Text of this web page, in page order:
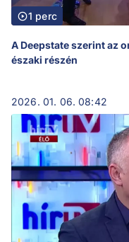
1 perc
A Deepstate szerint az
északi részén
2026. 01. 06. 08:42